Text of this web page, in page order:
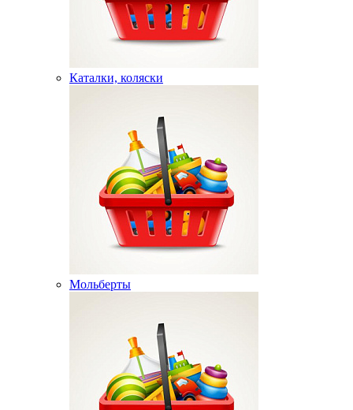
Каталки, коляски
Мольберты